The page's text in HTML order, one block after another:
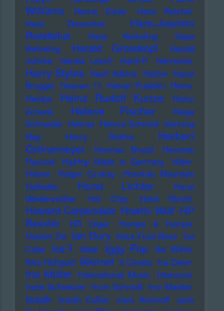
Williams
Hanns Eisler
Hans Reichel
Hans Rosenthal
Hans-Joachim
Roedelius
Haoe Kerkeling
Hape
Kerkeling
Harald Grosskopf
Harald
Juhnke
Harald Lesch Hard-Fi Harmonia
Harry Styles Hasil Adkins Hattler Hazel
Brugger Heaven 17 Heiner Pudelko Heino
Heintje
Heinz Rudolf Kunze
Heinz
Schenk
Helene Fischer
Helge
Schneider Helmet Helmut Schmidt Henning
May
Henry Rollins
Herbert
Grönemeyer
Herman Brood
Hermeto
Pascoal
HipHop Made in Germany
Hitler
Hitster
Holger Czukay
Honolulu Mountain
Daffodils
Horst Lichter
Horst
Weidenmüller
Hot Chip Hotel Rimini
Howard Carpendale Howlin Wolf HP
Baxxter
HR Giger
Humpe & Humpe
Hüsker Dü Ian Dury Ibiza Final Boss Ice
Cube
Ice-T Ideal Iggy Pop Ike White
Ikke Hüftgold Ikkimel Il Civetto Ina Deter
Ina Müller International Music Interzone
Irene Schweizer Irmin Schmidt Iron Maiden
Isaak Isaiah Collier Jack Antonoff Jack